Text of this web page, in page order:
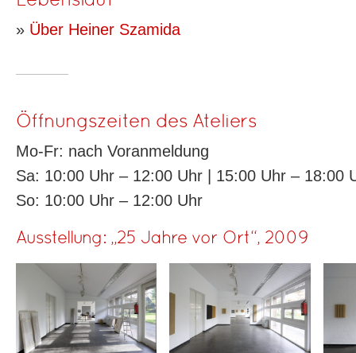
» Über Heiner Szamida
Öffnungszeiten des Ateliers
Mo-Fr: nach Voranmeldung
Sa: 10:00 Uhr – 12:00 Uhr | 15:00 Uhr – 18:00
So: 10:00 Uhr – 12:00 Uhr
Ausstellung: „25 Jahre vor Ort“, 2009